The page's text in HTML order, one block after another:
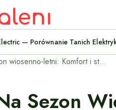
Kontra Renault Twingo
Akcesoria BMW na sezon wiosenno-letni: Komfort i styl w podróży
Sezon